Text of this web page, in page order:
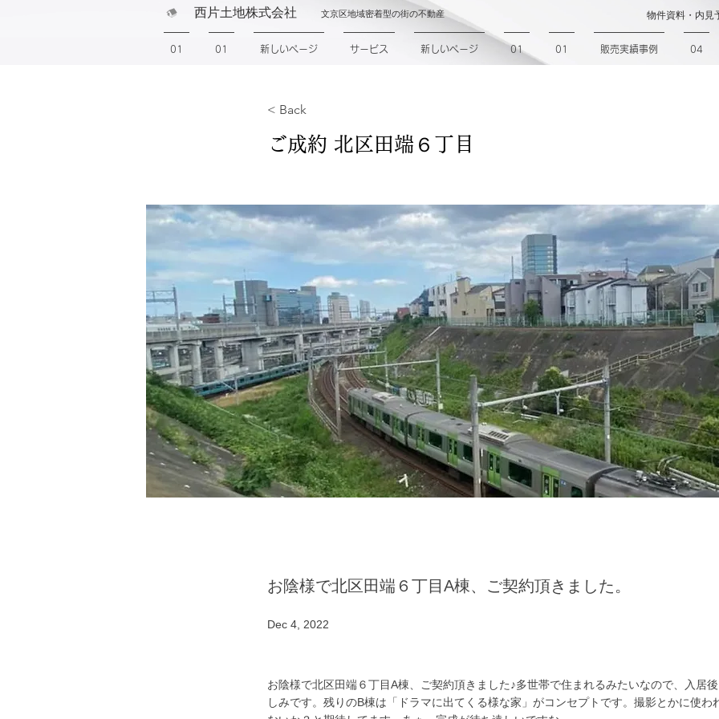
文京区地域密着型の街の不動産
西片土地株式会社 物件資料・内
01 01 新しいページ サービス 新しいページ 01 01 販売実績事例 04
< Back
ご成約 北区田端６丁目
お陰様で北区田端６丁目A棟、ご契約頂きました。
Dec 4, 2022
お陰様で北区田端６丁目A棟、ご契約頂きました♪多世帯で住まれるみたいなので、入居
しみです。残りのB棟は「ドラマに出てくる様な家」がコンセプトです。撮影とかに使わ